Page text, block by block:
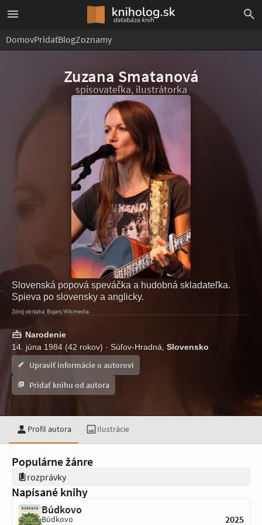
DomovPridaťBlogZoznamy
Zuzana Smatanová
spisovateľka, ilustrátorka
Slovenská popová speváčka a hudobná skladateľka.
Spieva po slovensky a anglicky.
Zdroj obrázka: Bojars/Wikimedia
Narodenie
14. júna 1984 (42 rokov) · Súľov-Hradná, Slovensko
Upraviť informácie o autorovi
Pridať knihu od autora
Profil autora Ilustrácie
Populárne žánre
rozprávky
Napísané knihy
Búdkovo
Búdkovo 2025